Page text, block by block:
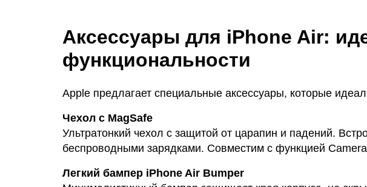
Аксессуары для iPhone Air:
функциональности
Apple предлагает специальные аксессуары, которые
Чехол с MagSafe
Ультратонкий чехол с защитой от царапин и падений.
беспроводными зарядками. Совместим с функцией
Легкий бампер iPhone Air Bumper